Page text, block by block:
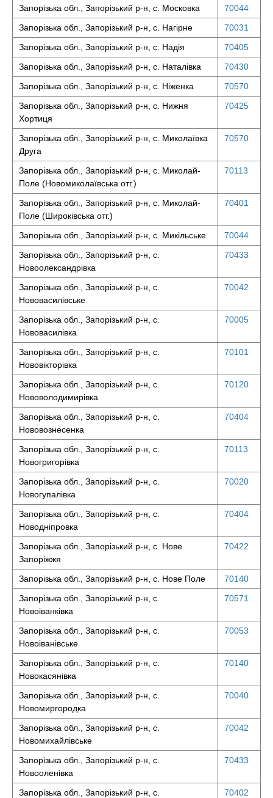
Запорізька обл., Запорізький р-н, с. Московка
70044
Запорізька обл., Запорізький р-н, с. Нагірне
70031
Запорізька обл., Запорізький р-н, с. Надія
70405
Запорізька обл., Запорізький р-н, с. Наталівка
70430
Запорізька обл., Запорізький р-н, с. Ніженка
70570
Запорізька обл., Запорізький р-н, с. Нижня
Хортиця
70425
Запорізька обл., Запорізький р-н, с. Миколаївка
Друга
70570
Запорізька обл., Запорізький р-н, с. Миколай-
Поле (Новомиколаївська отг.)
70113
Запорізька обл., Запорізький р-н, с. Миколай-
Поле (Широківська отг.)
70401
Запорізька обл., Запорізький р-н, с. Микільське
70044
Запорізька обл., Запорізький р-н, с.
Новоолександрівка
70433
Запорізька обл., Запорізький р-н, с.
Нововасилівське
70042
Запорізька обл., Запорізький р-н, с.
Нововасилівка
70005
Запорізька обл., Запорізький р-н, с.
Нововікторівка
70101
Запорізька обл., Запорізький р-н, с.
Нововолодимирівка
70120
Запорізька обл., Запорізький р-н, с.
Нововознесенка
70404
Запорізька обл., Запорізький р-н, с.
Новогригорівка
70113
Запорізька обл., Запорізький р-н, с.
Новогупалівка
70020
Запорізька обл., Запорізький р-н, с.
Новодніпровка
70404
Запорізька обл., Запорізький р-н, с. Нове
Запоріжжя
70422
Запорізька обл., Запорізький р-н, с. Нове Поле
70140
Запорізька обл., Запорізький р-н, с.
Новоіванківка
70571
Запорізька обл., Запорізький р-н, с.
Новоіванівське
70053
Запорізька обл., Запорізький р-н, с.
Новокасянівка
70140
Запорізька обл., Запорізький р-н, с.
Новомиргородка
70040
Запорізька обл., Запорізький р-н, с.
Новомихайлівське
70042
Запорізька обл., Запорізький р-н, с.
Новооленівка
70433
Запорізька обл., Запорізький р-н, с.
70402